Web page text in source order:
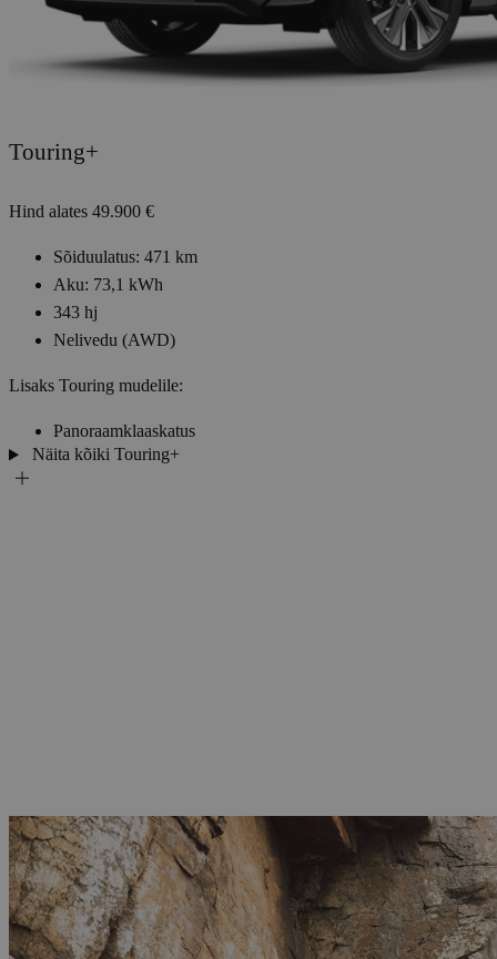
Touring+
Hind alates 49.900 €
Sõiduulatus: 471 km
Aku: 73,1 kWh
343 hj
Nelivedu (AWD)
Lisaks Touring mudelile:
Panoraamklaaskatus
Näita kõiki Touring+